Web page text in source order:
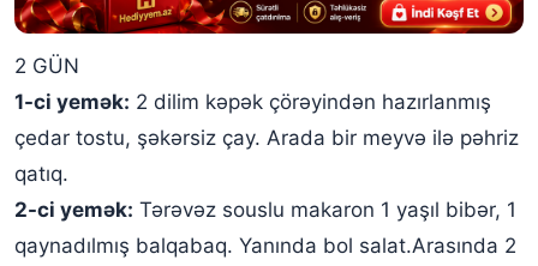
2 GÜN
1-ci yemək: 2 dilim kəpək çörəyindən hazırlanmış
çedar tostu, şəkərsiz çay. Arada bir meyvə ilə pəhriz
qatıq.
2-ci yemək: Tərəvəz souslu makaron 1 yaşıl bibər, 1
qaynadılmış balqabaq. Yanında bol salat.Arasında 2